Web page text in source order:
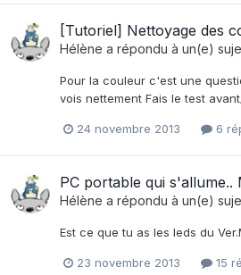
[Tutoriel] Nettoyage des
Hélène a répondu à un(e)
Pour la couleur c'est une
vois nettement Fais le test
24 novembre 2013 6
PC portable qui
Hélène a répondu à un(e)
Est ce que tu as les leds du
23 novembre 2013 15